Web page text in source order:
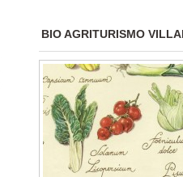
BIO AGRITURISMO